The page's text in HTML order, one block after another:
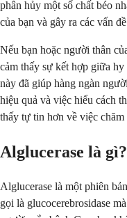
phân hủy một số chất béo
của bạn và gây ra các vấn
Nếu bạn hoặc người thân
cảm thấy sự kết hợp giữa
này đã giúp hàng ngàn
hiệu quả và việc hiểu cách
thấy tự tin hơn về việc chăm
Alglucerase là gì?
Alglucerase là một phiên
gọi là glucocerebrosidase